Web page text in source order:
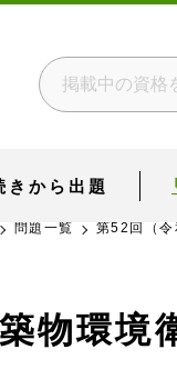
きから出題
問題一覧 第52回（令
物環境